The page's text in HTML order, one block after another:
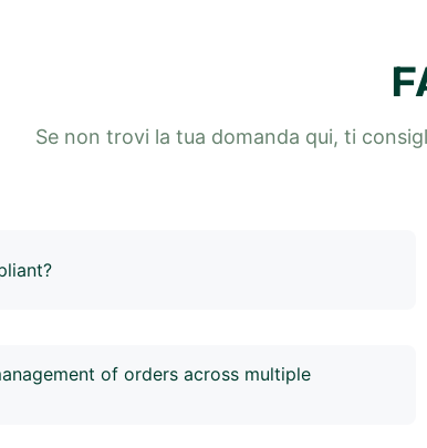
Se non trovi la tua domanda qui, ti
number, recipient information, and service
of orders across multiple